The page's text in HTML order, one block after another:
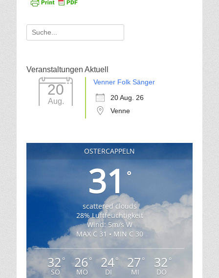
Suche
für:
Veranstaltungen Aktuell
20
Aug.
Venner Folk Sänger
20 Aug. 26
Venne
OSTERCAPPELN
31°
scattered clouds
28% Luftfeuchtigkeit
Wind: 5m/s W
MAX C 31 • MIN C 30
32 °
SO
26 °
MO
24°
DI
27 °
MI
32 °
DO